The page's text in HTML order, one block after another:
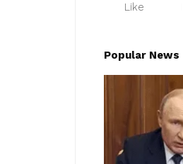
Like
Popular News